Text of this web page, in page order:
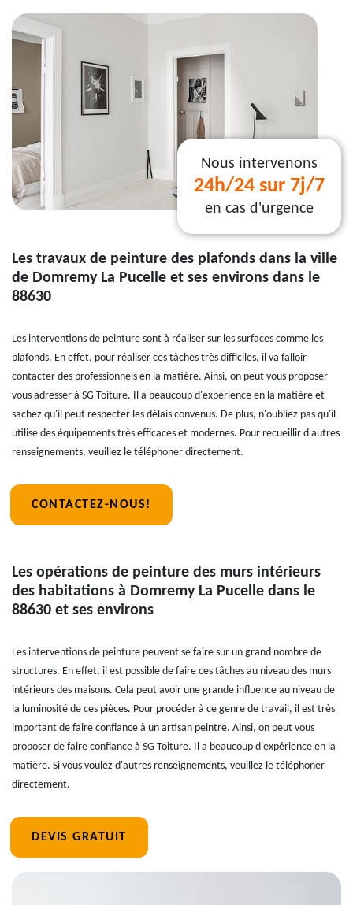
Nous intervenons
24h/24 sur 7j/7
en cas d'urgence
Les travaux de peinture des plafonds dans la ville
de Domremy La Pucelle et ses environs dans le
88630
Les interventions de peinture sont à réaliser sur les surfaces comme les
plafonds. En effet, pour réaliser ces tâches très difficiles, il va falloir
contacter des professionnels en la matière. Ainsi, on peut vous proposer
vous adresser à SG Toiture. Il a beaucoup d'expérience en la matière et
sachez qu'il peut respecter les délais convenus. De plus, n'oubliez pas qu'il
utilise des équipements très efficaces et modernes. Pour recueillir d'autres
renseignements, veuillez le téléphoner directement.
CONTACTEZ-NOUS!
Les opérations de peinture des murs intérieurs
des habitations à Domremy La Pucelle dans le
88630 et ses environs
Les interventions de peinture peuvent se faire sur un grand nombre de
structures. En effet, il est possible de faire ces tâches au niveau des murs
intérieurs des maisons. Cela peut avoir une grande influence au niveau de
la luminosité de ces pièces. Pour procéder à ce genre de travail, il est très
important de faire confiance à un artisan peintre. Ainsi, on peut vous
proposer de faire confiance à SG Toiture. Il a beaucoup d'expérience en la
matière. Si vous voulez d'autres renseignements, veuillez le téléphoner
directement.
DEVIS GRATUIT